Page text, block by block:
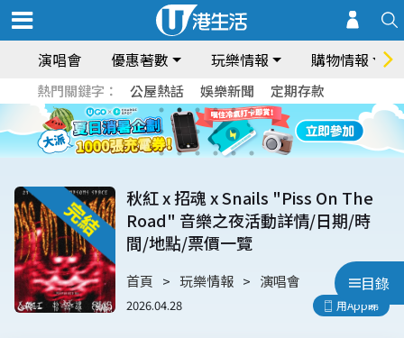
演唱會 優惠著數 玩樂情報 購物情報
熱門關鍵字： 公屋熱話 娛樂新聞 定期存款
目錄
秋紅 x 招魂 x Snails "Piss On The
Road" 音樂之夜活動詳情/日期/時
間/地點/票價一覽
首頁 玩樂情報 演唱會
2026.04.28 用App睇